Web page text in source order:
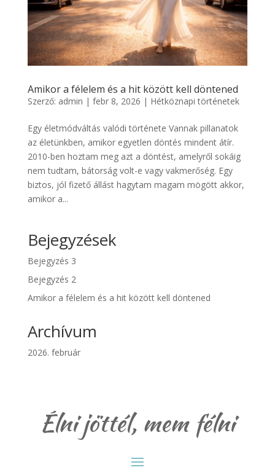
Amikor a félelem és a hit között kell döntened
Szerző: admin | febr 8, 2026 | Hétköznapi történetek
Egy életmódváltás valódi története Vannak pillanatok
az életünkben, amikor egyetlen döntés mindent átír.
2010-ben hoztam meg azt a döntést, amelyről sokáig
nem tudtam, bátorság volt-e vagy vakmerőség. Egy
biztos, jól fizető állást hagytam magam mögött akkor,
amikor a...
Bejegyzések
Bejegyzés 3
Bejegyzés 2
Amikor a félelem és a hit között kell döntened
Archívum
2026. február
Élni jöttél, mem félni